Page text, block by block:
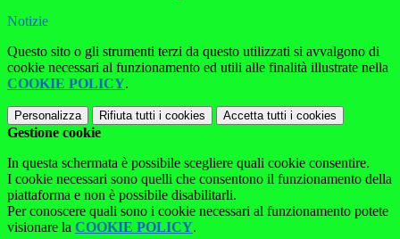
Notizie
Questo sito o gli strumenti terzi da questo utilizzati si avvalgono di
cookie necessari al funzionamento ed utili alle finalità illustrate nella
COOKIE POLICY.
Personalizza Rifiuta tutti i cookies Accetta tutti i cookies
Gestione cookie
In questa schermata è possibile scegliere quali cookie consentire.
I cookie necessari sono quelli che consentono il funzionamento della
piattaforma e non è possibile disabilitarli.
Per conoscere quali sono i cookie necessari al funzionamento potete
visionare la COOKIE POLICY.